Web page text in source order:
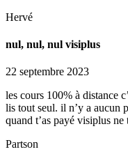
Hervé
nul, nul, nul visiplus
22 septembre 2023
les cours 100% à distance
lis tout seul. il n’y a aucun
quand t’as payé visiplus
Partson